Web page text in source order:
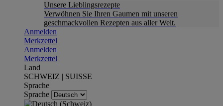
Unsere Lieblingsrezepte
Verwöhnen Sie Ihren Gaumen mit unseren
geschmackvollen Rezepten aus aller Welt.
Anmelden
Merkzettel
Anmelden
Merkzettel
Land
SCHWEIZ | SUISSE
Sprache
Sprache